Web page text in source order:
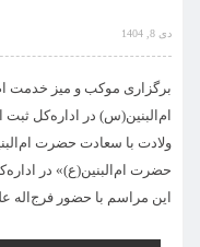
دی 8, 1404
برگزاری موکب و میز خدمت
ام‌البنین(س) در اداره‌کل ثبت
ولادت با سعادت حضرت
حضرت ام‌البنین(ع)» در
این مراسم با حضور فرج‌اله